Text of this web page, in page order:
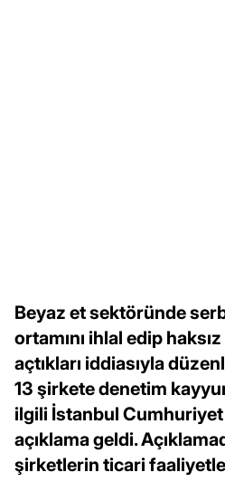
Beyaz et sektöründe
ortamını ihlal edip
açtıkları iddiasıyla
13 şirkete denetim
ilgili İstanbul Cumhuriyet
açıklama geldi.
şirketlerin ticari